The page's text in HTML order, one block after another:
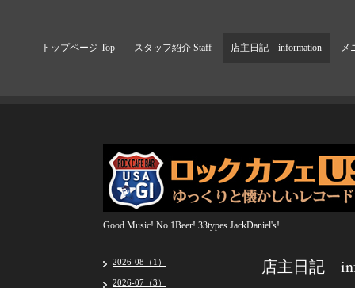
トップページ Top スタッフ紹介 Staff 店主日記 information メ
Good Music! No.1Beer! 33types JackDaniel's!
店主日記
2026-08（1）
2026-07（3）